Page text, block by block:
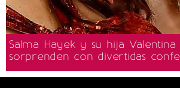
Salma Hayek y su hija Valentina
sorprenden con divertidas